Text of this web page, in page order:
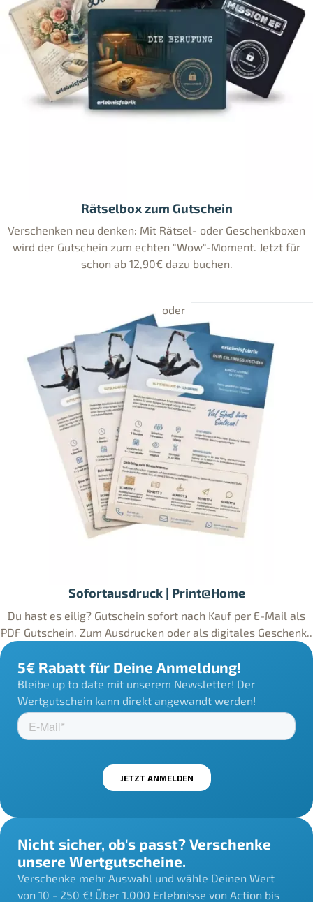
Rätselbox zum Gutschein
Verschenken neu denken: Mit Rätsel- oder Geschenkboxen
wird der Gutschein zum echten "Wow"-Moment. Jetzt für
schon ab 12,90€ dazu buchen.
Sofortausdruck | Print@Home
Du hast es eilig? Gutschein sofort nach Kauf per E-Mail als
PDF Gutschein. Zum Ausdrucken oder als digitales Geschenk..
5€ Rabatt für Deine Anmeldung!
Bleibe up to date mit unserem Newsletter! Der
Wertgutschein kann direkt angewandt werden!
Nicht sicher, ob's passt? Verschenke
unsere Wertgutscheine.
Verschenke mehr Auswahl und wähle Deinen Wert
von 10 - 250 €! Über 1.000 Erlebnisse von Action bis